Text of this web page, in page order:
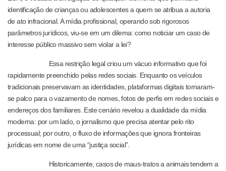
identificação de crianças ou adolescentes a quem se atribua a autoria
de ato infracional. A mídia profissional, operando sob rigorosos
parâmetros jurídicos, viu-se em um dilema: como noticiar um caso de
interesse público massivo sem violar a lei?
Essa restrição legal criou um vácuo informativo que foi
rapidamente preenchido pelas redes sociais. Enquanto os veículos
tradicionais preservavam as identidades, plataformas digitais tornaram-
se palco para o vazamento de nomes, fotos de perfis em redes sociais e
endereços dos familiares. Este cenário revelou a dualidade da mídia
moderna: por um lado, o jornalismo que precisa atentar pelo rito
processual; por outro, o fluxo de informações que ignora fronteiras
jurídicas em nome de uma “justiça social”.
Historicamente, casos de maus-tratos a animais tendem a